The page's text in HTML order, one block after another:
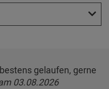
gelaufen, gerne
03.08.2026